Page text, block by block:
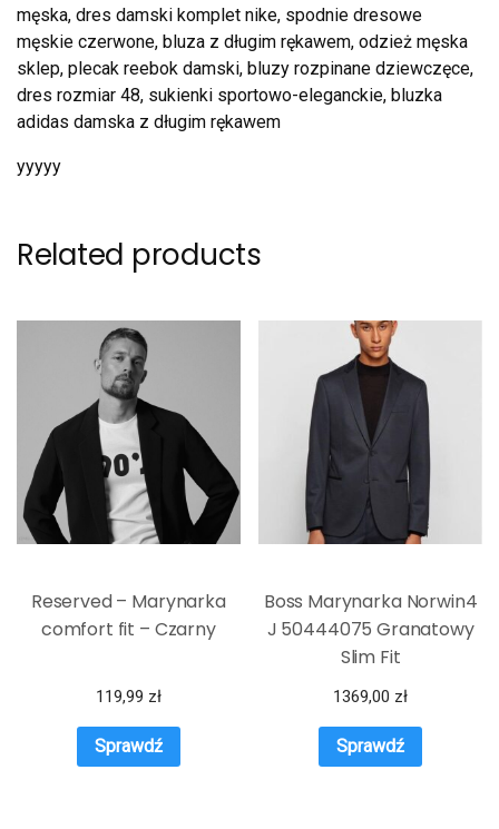
męska, dres damski komplet nike, spodnie dresowe
męskie czerwone, bluza z długim rękawem, odzież męska
sklep, plecak reebok damski, bluzy rozpinane dziewczęce,
dres rozmiar 48, sukienki sportowo-eleganckie, bluzka
adidas damska z długim rękawem
yyyyy
Related products
Reserved – Marynarka
comfort fit – Czarny
119,99 zł
Sprawdź
Boss Marynarka Norwin4
J 50444075 Granatowy
Slim Fit
1369,00 zł
Sprawdź